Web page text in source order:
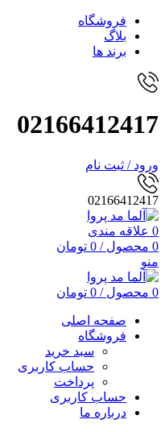
فروشگاه
بلاگ
برند ها
02166412417
ورود / ثبت نام
02166412417
0 علاقه مندی
0 محصول /
0 تومان
منو
0 محصول /
0 تومان
صفحه اصلی
فروشگاه
سبد خرید
حساب کاربری
پرداخت
حساب کاربری
درباره ما